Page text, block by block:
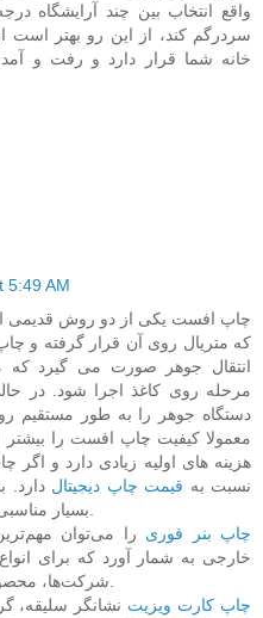
واقع انتخاب بین چند آرایشگاه
سردرگم کند، از این رو بهتر است
خانه شما قرار دارد و رفت و
5:49 AM
چاپ افست یکی از دو روش قدیمی
که متریال روی آن قرار گرفته و
انتقال جوهر صورت می گیرد
مرحله روی کاغذ اجرا شود. در
دستگاه جوهر را به طور مستقیم
معمولا کیفیت چاپ افست را بیشتر
هزینه های اولیه زیادی دارد و اگر
نسبت به قیمت چاپ دیجیتال دارد.
چاپ بنر فوری را می‌توان
خارجی به شمار آورد که برای
چاپ کارت ویزیت نشانگر سلیقه،